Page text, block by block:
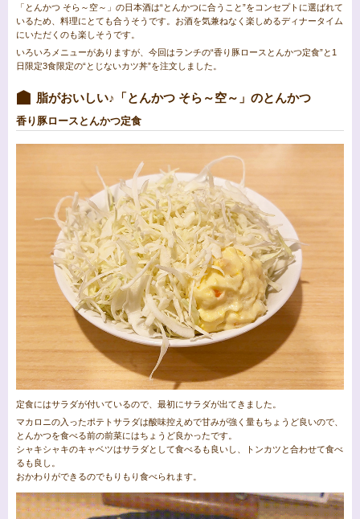
「とんかつ そら～空～」の日本酒は“とんかつに合うこと”をコンセプトに選ばれて
いるため、料理にとても合うそうです。お酒を気兼ねなく楽しめるディナータイム
にいただくのも楽しそうです。
いろいろメニューがありますが、今回はランチの“香り豚ロースとんかつ定食”と1
日限定3食限定の“とじないカツ丼”を注文しました。
脂がおいしい♪「とんかつ そら～空～」のとんかつ
香り豚ロースとんかつ定食
定食にはサラダが付いているので、最初にサラダが出てきました。
マカロニの入ったポテトサラダは酸味控えめで甘みが強く量もちょうど良いので、
とんかつを食べる前の前菜にはちょうど良かったです。
シャキシャキのキャベツはサラダとして食べるも良いし、トンカツと合わせて食べ
るも良し。
おかわりができるのでもりもり食べられます。